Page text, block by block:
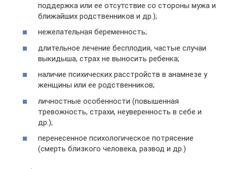
поддержка или ее отсутствие со стороны мужа и
ближайших родственников и др.);
нежелательная беременность;
длительное лечение бесплодия, частые случаи
выкидыша, страх не выносить ребенка;
наличие психических расстройств в анамнезе у
женщины или ее родственников;
личностные особенности (повышенная
тревожность, страхи, неуверенность в себе и
др.);
перенесенное психологическое потрясение
(смерть близкого человека, развод и др.)